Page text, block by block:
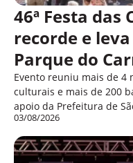
46ª Festa das
recorde e
Parque do
Evento reuniu mais de 4
culturais e mais de 200
apoio da Prefeitura de
03/08/2026